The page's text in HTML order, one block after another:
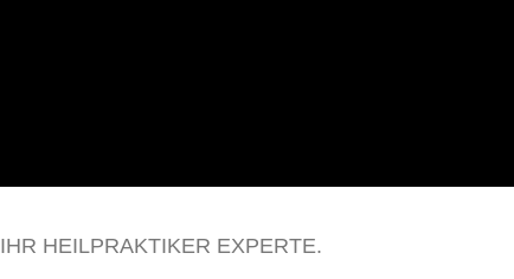
IHR HEILPRAKTIKER EXPERTE.